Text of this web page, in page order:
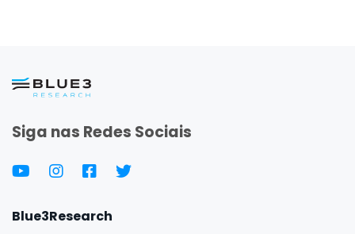
Siga nas Redes Sociais
Blue3Research